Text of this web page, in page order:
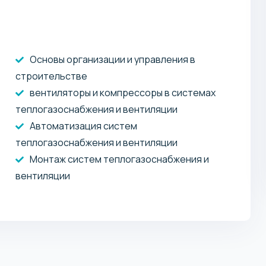
Основы организации и управления в
строительстве
вентиляторы и компрессоры в системах
теплогазоснабжения и вентиляции
Автоматизация систем
теплогазоснабжения и вентиляции
Монтаж систем теплогазоснабжения и
вентиляции